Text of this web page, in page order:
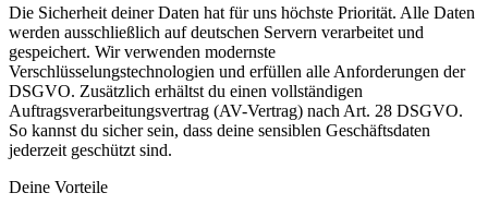
Die Sicherheit deiner Daten hat für uns höchste Priorität. Alle Daten
werden ausschließlich auf deutschen Servern verarbeitet und
gespeichert. Wir verwenden modernste
Verschlüsselungstechnologien und erfüllen alle Anforderungen der
DSGVO. Zusätzlich erhältst du einen vollständigen
Auftragsverarbeitungsvertrag (AV-Vertrag) nach Art. 28 DSGVO.
So kannst du sicher sein, dass deine sensiblen Geschäftsdaten
jederzeit geschützt sind.
Deine Vorteile